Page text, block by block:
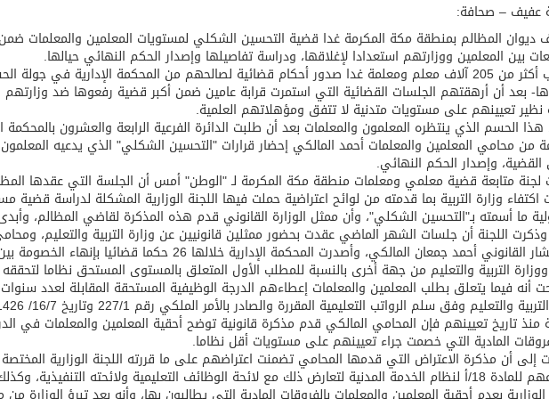
الأضحى
عفيف – صحافة:
ديوان المظالم بمنطقة مكة المكرمة غدا قضية التحسين الشكلي لمستويات المعلمين والمعلمات ضمن
بين المعلمين ووزارتهم استعدادا لإغلاقها، ودراسة تفاصيلها وإصدار الحكم النهائي حيالها.
ويترقب أكثر من 205 آلاف معلم ومعلمة غدا صدور أحكام قضائية لصالحهم من المحكمة الإدارية في جولة
بعد أن أرهقتهم الجلسات القضائية التي استمرت قرابة عامين ضمن أكبر قضية رفعوها ضد وزارتهم
نظير تعيينهم على مستويات متدنية لا تتفق ومؤهلاتهم العلمية.
الحسم الذي ينتظره المعلمون والمعلمات بعد أن طلبت الدائرة الفرعية الرابعة والعشرون بالمحكمة
من محامي المعلمين والمعلمات أحمد المالكي إحضار قرارات "التحسين الشكلي" الذي يدعيه
القضية، وإصدار الحكم النهائي.
لجنة متابعة قضية معلمي ومعلمات منطقة مكة المكرمة لـ "الوطن" أمس أن الجلسة التي عقدها
وزارة التربية بما قدمته من لوائح اعتراضية حملت فيها اللجنة الوزارية المشكلة لدراسة قضية
ما أسمته بـ"التحسين الشكلي"، وأن ممثل الوزارة القانوني قدم هذه المذكرة لقاضي المظالم، وأبدى
اللجنة أن جلسات الشهر الماضي عقدت بحضور ممثلين قانونيين عن وزارة التربية والتعليم،
المستشار القانوني أحمد جمعان المالكي، وأصدرت المحكمة الإدارية
التربية والتعليم من جهة أخرى بالنسبة للمطلب الأول المتعلق بالمستوى المستحق نظاما
أنه فيما يتعلق بطلب المعلمين والمعلمات إعطاءهم الدرجة الوظيفية المستحقة المقابلة لعدد
منذ تاريخ تعيينهم فإن المحامي المالكي قدم مذكرة قانونية توضح أحقية المعلمين والمعلمات في
المادية التي خصمت جراء تعيينهم على مستويات أقل نظاما.
إلى أن مذكرة الاعتراض التي قدمها المحامي تضمنت اعتراضهم على ما قررته اللجنة الوزارية
بإخضاعهم للمادة 18/أ لنظام الخدمة المدنية لتعارض ذلك مع لائحة الوظائف التعليمية ولائحته